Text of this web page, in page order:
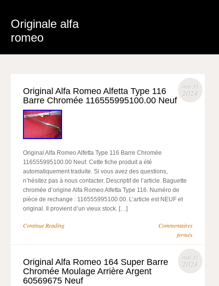
Originale alfa
romeo
mai 31
2024
Original Alfa Romeo Alfetta Type 116
Barre Chromée 116555995100.00 Neuf
Original Alfa Romeo Alfetta Type 116 Barre Chromée
116555995100.00 Neuf. Cette fiche produit a été
automatiquement traduite. Si vous avez des questions,
n’hésitez pas à nous contacter. Descriptif de l’article. Baguette
chromée d’origine Alfa Romeo Alfetta Type 116. Numéro de
pièce de rechange : 116555995100.00. L’article est NEUF et
original. Il provient d’un vieux stock. […]
Continue Reading
Commentaires
fermés
mai 31
2024
Original Alfa Romeo 164 Super Barre
Chromée Moulage Arrière Argent
60569675 Neuf